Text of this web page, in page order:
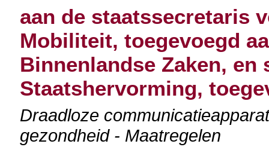
aan de staatssecretaris
Mobiliteit, toegevoegd
Binnenlandse Zaken,
Staatshervorming,
Draadloze
gezondheid - Maatregelen